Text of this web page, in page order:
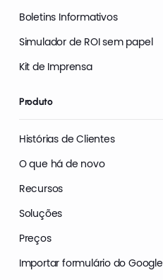
Boletins Informativos
Simulador de ROI sem papel
Kit de Imprensa
Produto
Histórias de Clientes
O que há de novo
Recursos
Soluções
Preços
Importar formulário do Google